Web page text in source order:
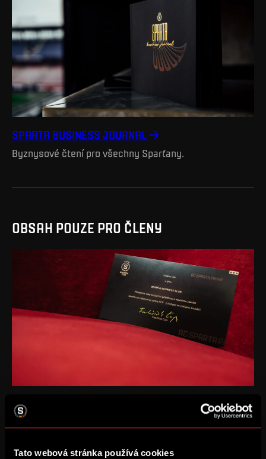
Tato webová stránka používá cookies
SPARTA BUSINESS JOURNAL
Byznysové čtení pro všechny Sparťany.
OBSAH POUZE PRO ČLENY
NABÍDKY PRO ČLENY
Vzájemné obchodní příležitosti mezi členy Sparta